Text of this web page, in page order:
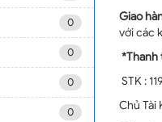
0
0
0
0
Giao
với các
*Thanh
STK :
Chủ Tài